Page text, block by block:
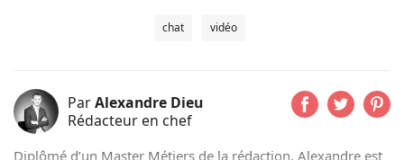
chat vidéo
ParAlexandre Dieu
Rédacteur en chef
Diplômé d’un Master Métiers de la rédaction, Alexandre est